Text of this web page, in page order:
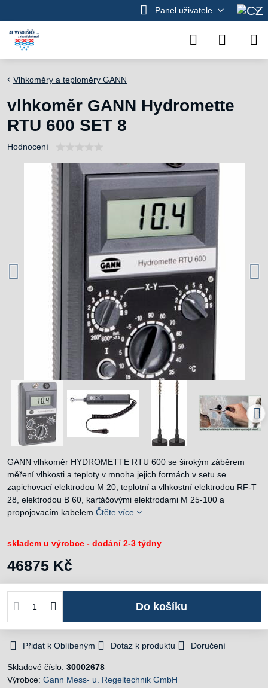
Panel uživatele
Vlhkoměry a teploměry GANN
vlhkoměr GANN Hydromette
RTU 600 SET 8
Hodnocení
GANN vlhkoměr HYDROMETTE RTU 600 se širokým záběrem
měření vlhkosti a teploty v mnoha jejich formách v setu se
zapichovací elektrodou M 20, teplotní a vlhkostní elektrodou RF-T
28, elektrodou B 60, kartáčovými elektrodami M 25-100 a
propojovacím kabelem Čtěte více
skladem u výrobce - dodání 2-3 týdny
46875 Kč
Do košíku
Přidat k Oblíbeným Dotaz k produktu Doručení
Skladové číslo: 30002678
Výrobce: Gann Mess- u. Regeltechnik GmbH